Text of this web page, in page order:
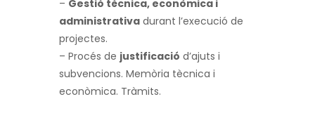
– Gestió tècnica, econòmica i
administrativa durant l’execució de
projectes.
– Procés de justificació d’ajuts i
subvencions. Memòria tècnica i
econòmica. Tràmits.